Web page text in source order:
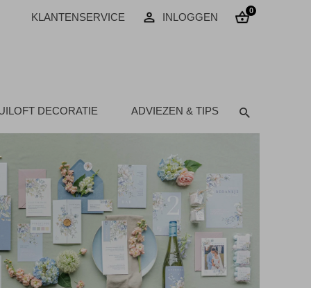
KLANTENSERVICE INLOGGEN
0
DECORATIE ADVIEZEN & TIPS